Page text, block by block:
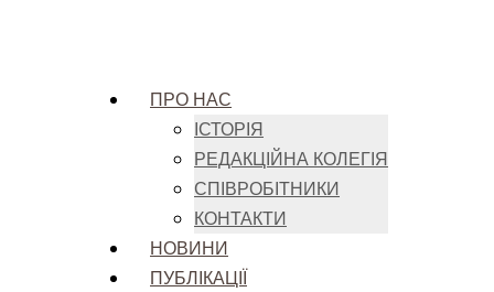
ПРО НАС
ІСТОРІЯ
РЕДАКЦІЙНА КОЛЕГІЯ
СПІВРОБІТНИКИ
КОНТАКТИ
НОВИНИ
ПУБЛІКАЦІЇ